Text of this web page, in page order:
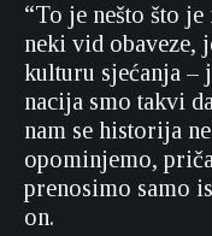
“To je nešto što
neki vid obaveze,
kulturu sjećanja –
nacija smo takvi
nam se historija
opominjemo,
prenosimo samo
on.